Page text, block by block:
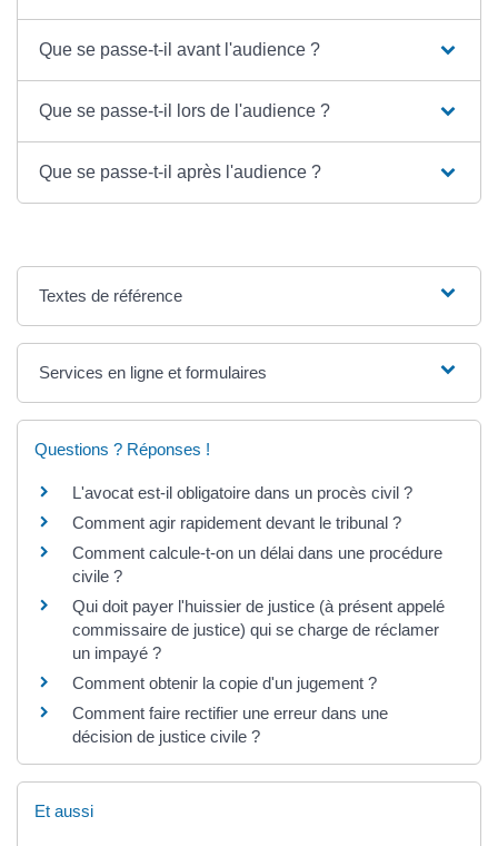
Que se passe-t-il avant l'audience ?
Que se passe-t-il lors de l'audience ?
Que se passe-t-il après l'audience ?
Textes de référence
Services en ligne et formulaires
Questions ? Réponses !
L'avocat est-il obligatoire dans un procès civil ?
Comment agir rapidement devant le tribunal ?
Comment calcule-t-on un délai dans une procédure
civile ?
Qui doit payer l'huissier de justice (à présent appelé
commissaire de justice) qui se charge de réclamer
un impayé ?
Comment obtenir la copie d'un jugement ?
Comment faire rectifier une erreur dans une
décision de justice civile ?
Et aussi